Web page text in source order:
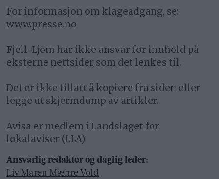
For informasjon om klageadgang, se:
www.presse.no
Fjell-Ljom har ikke ansvar for innhold på
eksterne nettsider som det lenkes til.
Det er ikke tillatt å kopiere fra siden eller
legge ut skjermdump av artikler.
Avisa er medlem i Landslaget for
lokalaviser (LLA)
Ansvarlig redaktør og daglig leder:
Liv Maren Mæhre Vold